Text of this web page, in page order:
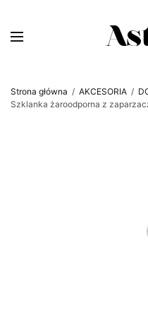
Strona główna / AKCESORIA /
Szklanka żaroodporna z